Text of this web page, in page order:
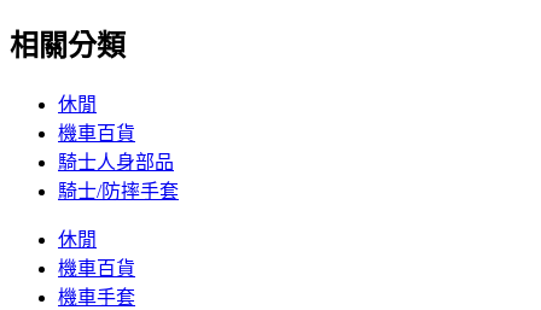
相關分類
休閒
機車百貨
騎士人身部品
騎士/防摔手套
休閒
機車百貨
機車手套